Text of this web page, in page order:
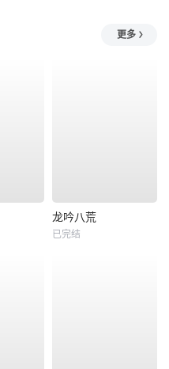
更多
龙吟八荒
已完结